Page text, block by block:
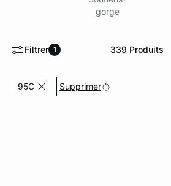
gorge
Filtrer 1 339 Produits
95CActuellement affiné par Tailles: 95C
Supprimer